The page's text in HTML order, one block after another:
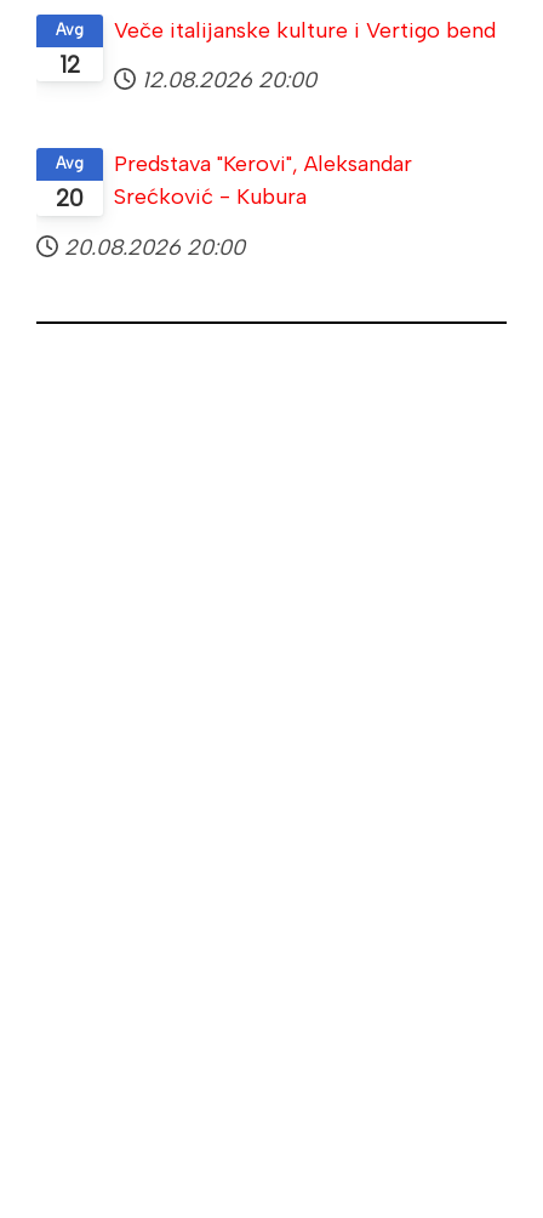
12
Avg
Veče italijanske kulture i Vertigo bend
12.08.2026 20:00
20
Avg
Predstava "Kerovi", Aleksandar
Srećković - Kubura
20.08.2026 20:00